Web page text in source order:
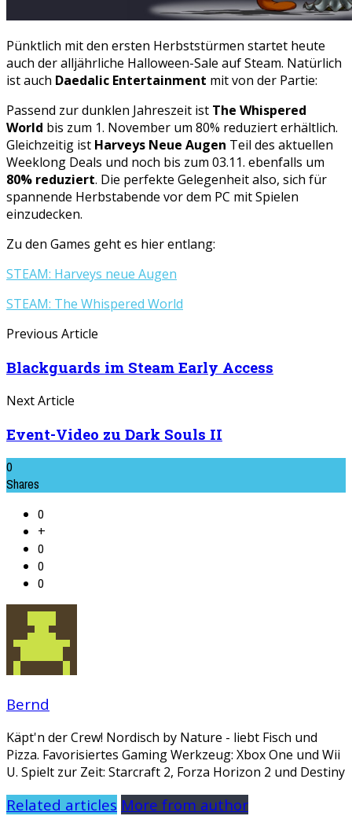
Pünktlich mit den ersten Herbststürmen startet heute
auch der alljährliche Halloween-Sale auf Steam. Natürlich
ist auch Daedalic Entertainment mit von der Partie:
Passend zur dunklen Jahreszeit ist The Whispered
World bis zum 1. November um 80% reduziert erhältlich.
Gleichzeitig ist Harveys Neue Augen Teil des aktuellen
Weeklong Deals und noch bis zum 03.11. ebenfalls um
80% reduziert. Die perfekte Gelegenheit also, sich für
spannende Herbstabende vor dem PC mit Spielen
einzudecken.
Zu den Games geht es hier entlang:
STEAM: Harveys neue Augen
STEAM: The Whispered World
Previous Article
Blackguards im Steam Early Access
Next Article
Event-Video zu Dark Souls II
0
Shares
0
+
0
0
0
Bernd
Käpt'n der Crew! Nordisch by Nature - liebt Fisch und
Pizza. Favorisiertes Gaming Werkzeug: Xbox One und Wii
U. Spielt zur Zeit: Starcraft 2, Forza Horizon 2 und Destiny
Related articles More from author